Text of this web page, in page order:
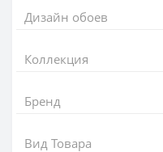
Дизайн обоев
Коллекция
Бренд
Вид Товара